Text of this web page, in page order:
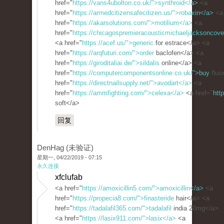
href=" https://vans4ubolton.co.uk/">synthroid</a> <a
href=" https://armedcitizensafecitizen.us/">robaxin</a> <a
href=" https://akarsolutions.com/">motilium</a> <a
href=" https://
<a href=" https://acef.us/">generic for estrace</a> <a
href=" https://arqfuturi.com/">order baclofen</a> <a
href=" https://giroditaliai.de/">sildalis online</a> <a
href=" https://computercomponentsonline.co.uk/">buy
href=" https://directnailsupply.net/">avodart</a> <a
href=" https://ammfighting.com/">celexa</a> <a href="
soft</a>
回复
DenHag (未验证)
星期一, 04/22/2019 - 07:15
永久连接
xfclufab
<a href=" https://amoxicillin5.com/">amoxicillin</a> <a
href=" https://propecia8.com/">finasteride hair</a> <a
href=" https://tadalafil365.com/">tadalafil india 20mg</a>
<a href=" https://lasix911.com/">lasix</a> <a